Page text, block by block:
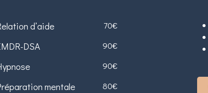
70€
d’aide
90€
DSA
90€
80€
mentale